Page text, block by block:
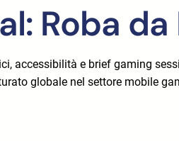
Roba
accessibilità e brief gaming
globale nel settore mobile